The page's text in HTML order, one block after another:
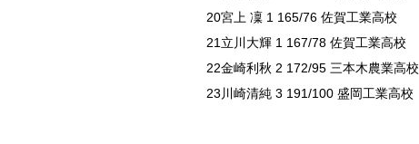
20宮上 凜 1 165/76 佐賀工業高校
21立川大輝 1 167/78 佐賀工業高校
22金崎利秋 2 172/95 三本木農業高校
23川崎清純 3 191/100 盛岡工業高校